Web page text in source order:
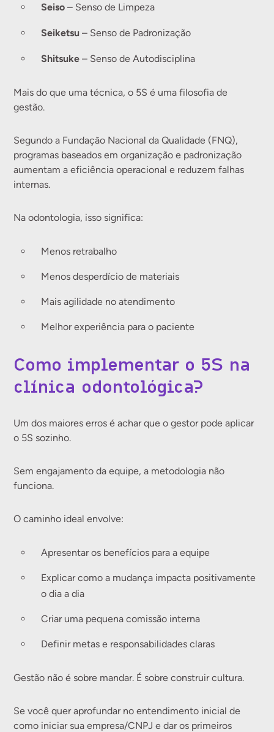
Seiso – Senso de Limpeza
Seiketsu – Senso de Padronização
Shitsuke – Senso de Autodisciplina
Mais do que uma técnica, o 5S é uma filosofia de
gestão.
Segundo a Fundação Nacional da Qualidade (FNQ),
programas baseados em organização e padronização
aumentam a eficiência operacional e reduzem falhas
internas.
Na odontologia, isso significa:
Menos retrabalho
Menos desperdício de materiais
Mais agilidade no atendimento
Melhor experiência para o paciente
Como implementar o 5S na
clínica odontológica?
Um dos maiores erros é achar que o gestor pode aplicar
o 5S sozinho.
Sem engajamento da equipe, a metodologia não
funciona.
O caminho ideal envolve:
Apresentar os benefícios para a equipe
Explicar como a mudança impacta positivamente
o dia a dia
Criar uma pequena comissão interna
Definir metas e responsabilidades claras
Gestão não é sobre mandar. É sobre construir cultura.
Se você quer aprofundar no entendimento inicial de
como iniciar sua empresa/CNPJ e dar os primeiros